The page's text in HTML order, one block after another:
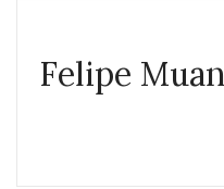
Felipe